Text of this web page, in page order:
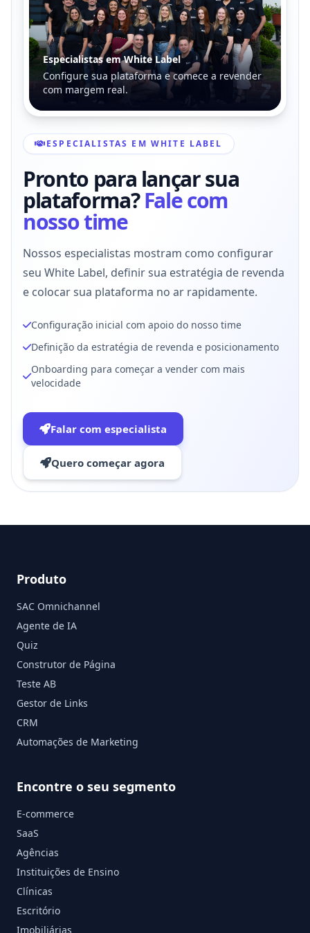
ESPECIALISTAS EM WHITE LABEL
Pronto para lançar sua
plataforma?Fale com
nosso time
Nossos especialistas mostram como configurar
seu White Label, definir sua estratégia de revenda
e colocar sua plataforma no ar rapidamente.
Configuração inicial com apoio do nosso time
Definição da estratégia de revenda e posicionamento
Onboarding para começar a vender com mais
velocidade
Falar com especialista
Quero começar agora
Especialistas em White Label
Configure sua plataforma e comece a revender
com margem real.
Produto
SAC Omnichannel
Agente de IA
Quiz
Construtor de Página
Teste AB
Gestor de Links
CRM
Automações de Marketing
Encontre o seu segmento
E-commerce
SaaS
Agências
Instituições de Ensino
Clínicas
Escritório
Imobiliárias